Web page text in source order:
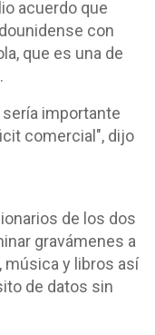
acuerdo que
con
que es una de
importante
comercial", dijo
de los dos
gravámenes a
y libros así
de datos sin